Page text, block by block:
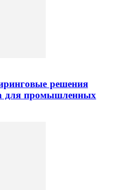
решения
для промышленных